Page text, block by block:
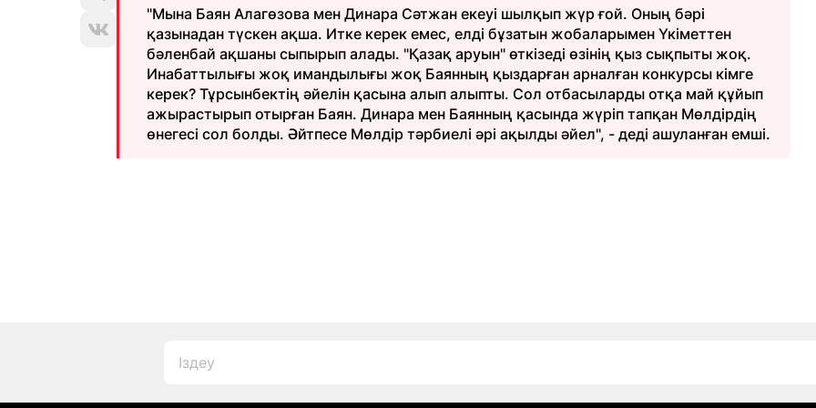
"Мына Баян Алагөзова мен Динара Сәтжан екеуі шылқып жүр ғой. Оның бәрі
қазынадан түскен ақша. Итке керек емес, елді бұзатын жобаларымен Үкіметтен
бәленбай ақшаны сыпырып алады. "Қазақ аруын" өткізеді өзінің қыз сықпыты жоқ.
Инабаттылығы жоқ имандылығы жоқ Баянның қыздарған арналған конкурсы кімге
керек? Тұрсынбектің әйелін қасына алып алыпты. Сол отбасыларды отқа май құйып
ажырастырып отырған Баян. Динара мен Баянның қасында жүріп тапқан Мөлдірдің
өнегесі сол болды. Әйтпесе Мөлдір тәрбиелі әрі ақылды әйел", - деді ашуланған емші.